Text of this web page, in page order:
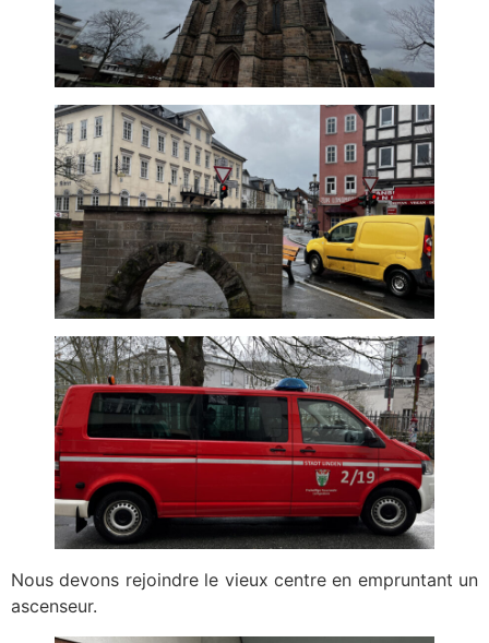
Nous devons rejoindre le vieux centre en empruntant un
ascenseur.